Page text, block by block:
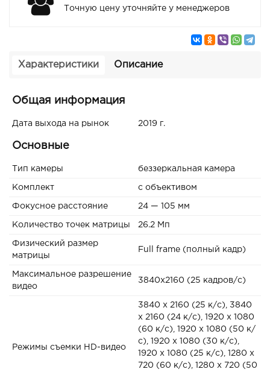
Точную цену уточняйте у менеджеров
Характеристики Описание
Общая информация
Дата выхода на рынок 2019 г.
Основные
Тип камеры беззеркальная камера
Комплект с объективом
Фокусное расстояние 24 — 105 мм
Количество точек матрицы 26.2 Мп
Физический размер
матрицы
Full frame (полный кадр)
Максимальное разрешение
видео
3840x2160 (25 кадров/с)
Режимы съемки HD-видео
3840 x 2160 (25 к/с), 3840
x 2160 (24 к/с), 1920 x 1080
(60 к/с), 1920 x 1080 (50 к/
с), 1920 x 1080 (30 к/с),
1920 x 1080 (25 к/с), 1280 x
720 (60 к/с), 1280 x 720 (50